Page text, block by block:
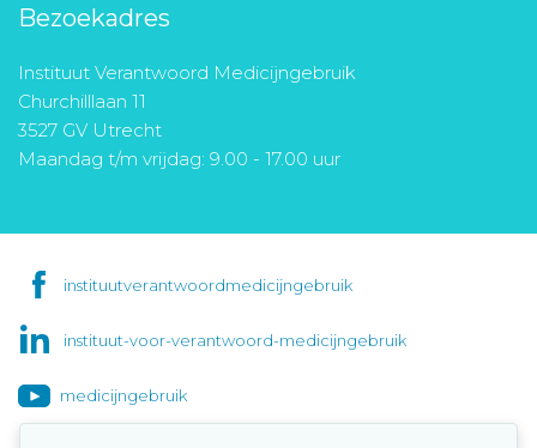
Bezoekadres
Instituut Verantwoord Medicijngebruik
Churchilllaan 11
3527 GV Utrecht
Maandag t/m vrijdag: 9.00 - 17.00 uur
instituutverantwoordmedicijngebruik
instituut-voor-verantwoord-medicijngebruik
medicijngebruik